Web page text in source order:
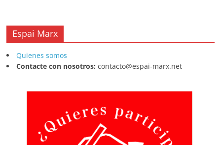
Espai Marx
Quienes somos
Contacte con nosotros: contacto@espai-marx.net